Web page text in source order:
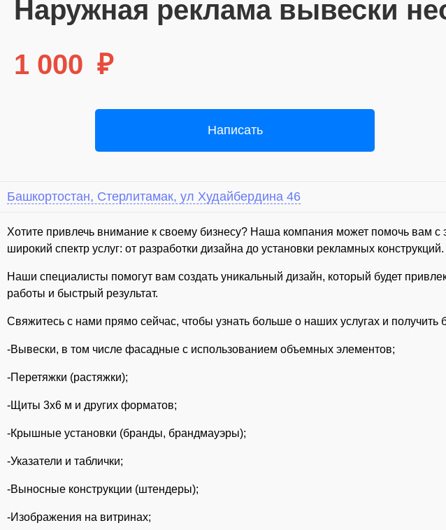
Наружная реклама вывески
1 000 ₽
Написать
Башкортостан, Стерлитамак, ул Худайбердина 46
⁣Хотите привлечь внимание к своему бизнесу? Наша компания может помочь
широкий спектр услуг: от разработки дизайна до установки рекламных конструкций.
Наши специалисты помогут вам создать уникальный дизайн, который будет
работы и быстрый результат.
Свяжитесь с нами прямо сейчас, чтобы узнать больше о наших услугах и получить
-Вывески, в том числе фасадные с использованием объемных элементов;
-Перетяжки (растяжки);
-Щиты 3х6 м и других форматов;
-Крышные установки (бранды, брандмауэры);
-Указатели и таблички;
-Выносные конструкции (штендеры);
-Изображения на витринах;